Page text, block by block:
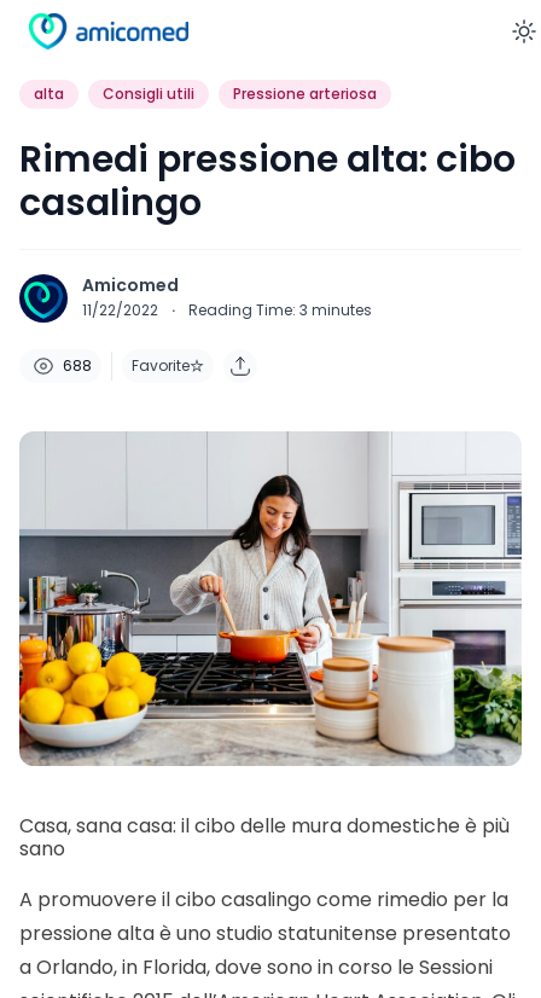
alta Consigli utili Pressione arteriosa
Rimedi pressione alta: cibo
casalingo
Amicomed
11/22/2022 · Reading Time: 3 minutes
688 Favorite
Casa, sana casa: il cibo delle mura domestiche è più
sano
A promuovere il cibo casalingo come rimedio per la
pressione alta è uno studio statunitense presentato
a Orlando, in Florida, dove sono in corso le Sessioni